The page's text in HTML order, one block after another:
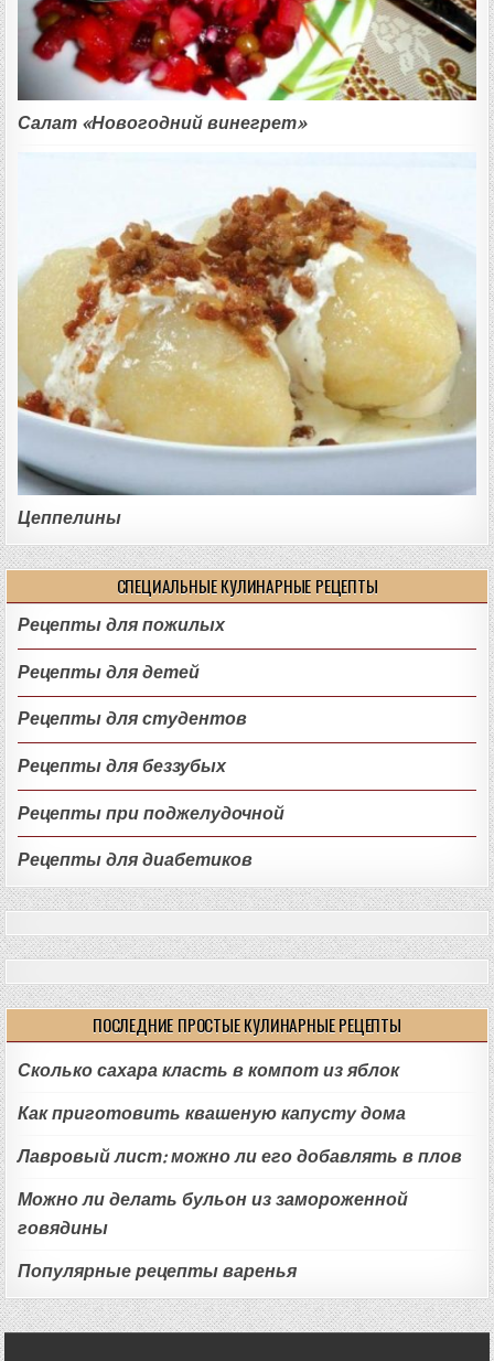
Салат «Новогодний винегрет»
Цеппелины
СПЕЦИАЛЬНЫЕ КУЛИНАРНЫЕ РЕЦЕПТЫ
Рецепты для пожилых
Рецепты для детей
Рецепты для студентов
Рецепты для беззубых
Рецепты при поджелудочной
Рецепты для диабетиков
ПОСЛЕДНИЕ ПРОСТЫЕ КУЛИНАРНЫЕ РЕЦЕПТЫ
Сколько сахара класть в компот из яблок
Как приготовить квашеную капусту дома
Лавровый лист: можно ли его добавлять в плов
Можно ли делать бульон из замороженной
говядины
Популярные рецепты варенья